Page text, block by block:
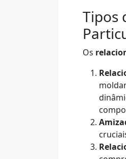
Tipos
Os